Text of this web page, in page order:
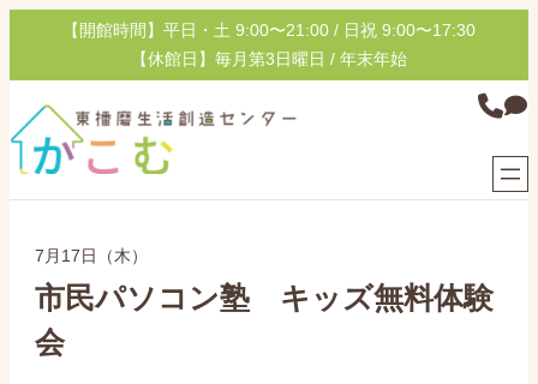
を
キ
ッ
プ
【開館時間】平日・土 9:00〜21:00 / 日祝 9:00〜17:30
【休館日】毎月第3日曜日 / 年末年始
グ
プ
ク
7月17日（木）
市民パソコン塾 キッズ無料体験
会